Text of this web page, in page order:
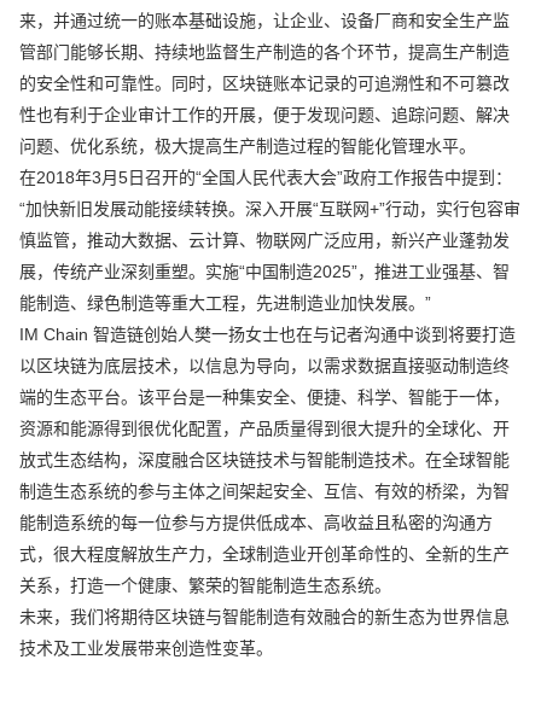
来，并通过统一的账本基础设施，让企业、设备厂商和安全生产监
管部门能够长期、持续地监督生产制造的各个环节，提高生产制造
的安全性和可靠性。同时，区块链账本记录的可追溯性和不可篡改
性也有利于企业审计工作的开展，便于发现问题、追踪问题、解决
问题、优化系统，极大提高生产制造过程的智能化管理水平。
在2018年3月5日召开的“全国人民代表大会”政府工作报告中提到：
“加快新旧发展动能接续转换。深入开展“互联网+”行动，实行包容审
慎监管，推动大数据、云计算、物联网广泛应用，新兴产业蓬勃发
展，传统产业深刻重塑。实施“中国制造2025”，推进工业强基、智
能制造、绿色制造等重大工程，先进制造业加快发展。”
IM Chain 智造链创始人樊一扬女士也在与记者沟通中谈到将要打造
以区块链为底层技术，以信息为导向，以需求数据直接驱动制造终
端的生态平台。该平台是一种集安全、便捷、科学、智能于一体，
资源和能源得到很优化配置，产品质量得到很大提升的全球化、开
放式生态结构，深度融合区块链技术与智能制造技术。在全球智能
制造生态系统的参与主体之间架起安全、互信、有效的桥梁，为智
能制造系统的每一位参与方提供低成本、高收益且私密的沟通方
式，很大程度解放生产力，全球制造业开创革命性的、全新的生产
关系，打造一个健康、繁荣的智能制造生态系统。
未来，我们将期待区块链与智能制造有效融合的新生态为世界信息
技术及工业发展带来创造性变革。